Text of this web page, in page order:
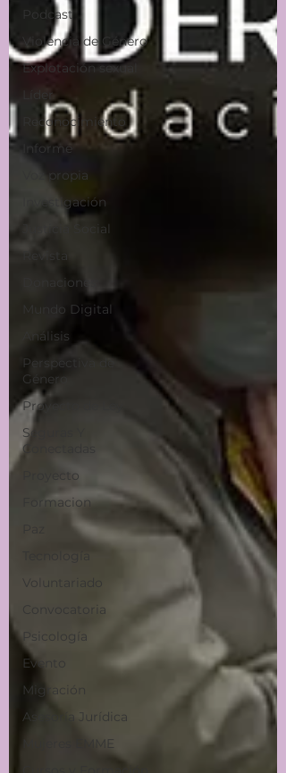
Podcast
Violencia de Género
Explotación sexual
Líder
Reconocimiento
Informe
Voz propia
Investigación
Justicia Social
Revista
Donaciones
Mundo Digital
Análisis
Perspectiva de
Género
Proyecto de Ley
Seguras Y
Conectadas
Proyecto
Formacion
Voluntariado
Convocatoria
Psicología
Evento
Migración
Asesoría Jurídica
Mujeres EMME